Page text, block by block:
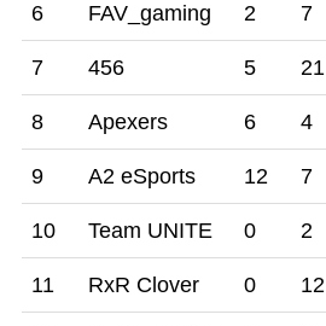
6 FAV_gaming 2 7
7 456 5 21
8 Apexers 6 4
9 A2 eSports 12 7
10 Team UNITE 0 2
11 RxR Clover 0 12